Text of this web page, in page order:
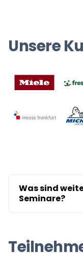
Unsere
Was sind
Seminare?